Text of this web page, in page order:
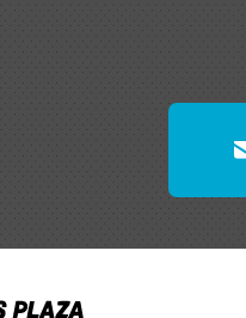
主に申込
お客さま
し、適正
なお、特
当社は、お